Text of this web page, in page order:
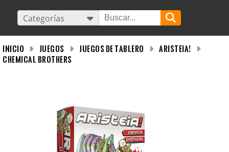
Categorías
INICIO Juegos Juegos de tablero
Aristeia!
Chemical Brothers